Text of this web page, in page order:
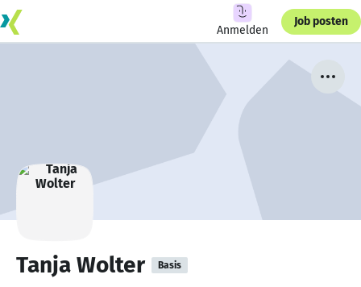
Anmelden
Job posten
Tanja Wolter Basis